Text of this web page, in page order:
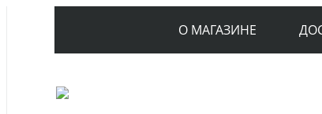
О МАГАЗИНЕ